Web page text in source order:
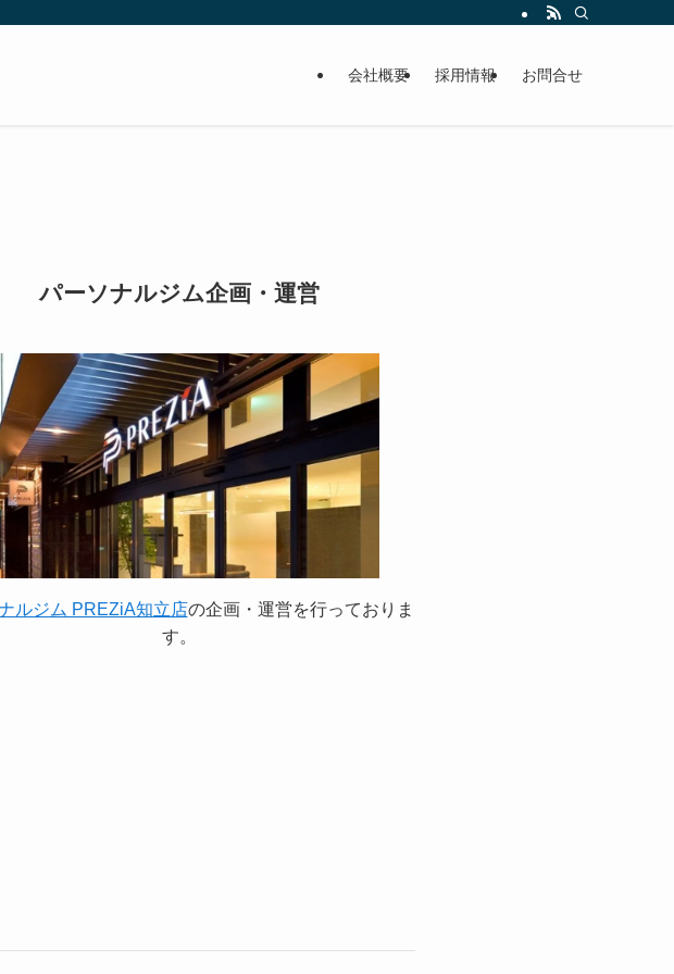
会社概要 採用情報 お問合せ
パーソナルジム企画・運営
ルジム PREZiA知立店の企画・運営を行っておりま
す。